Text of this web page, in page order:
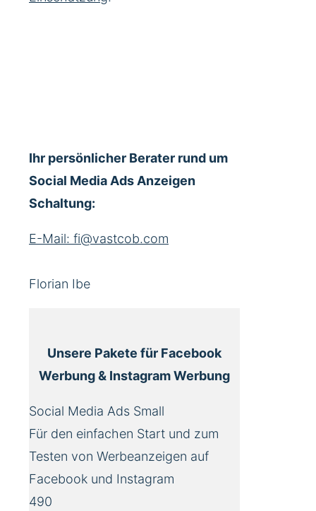
Ihr persönlicher Berater rund um
Social Media Ads Anzeigen
Schaltung:
E-Mail: fi@vastcob.com
Florian Ibe
Unsere Pakete für Facebook
Werbung & Instagram Werbung
Social Media Ads Small
Für den einfachen Start und zum
Testen von Werbeanzeigen auf
Facebook und Instagram
490